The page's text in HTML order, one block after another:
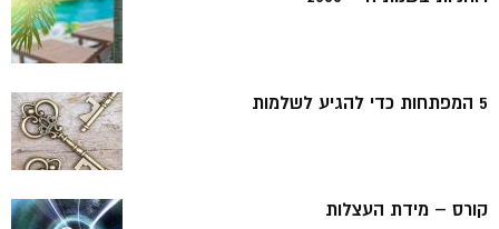
5 המפתחות כדי להגיע לשלמות
קורס – מידת העצלות